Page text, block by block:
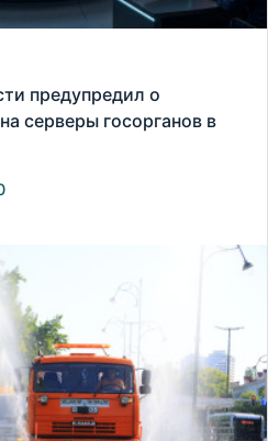
предупредил о
серверы госорганов в